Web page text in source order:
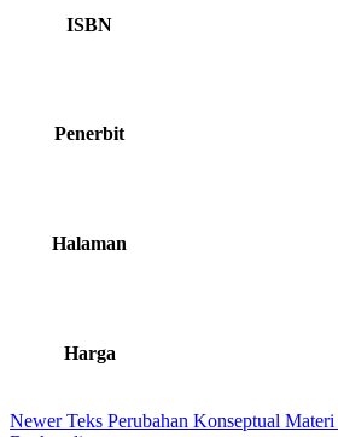
ISBN
Penerbit
Halaman
Harga
Newer Teks Perubahan Konseptual